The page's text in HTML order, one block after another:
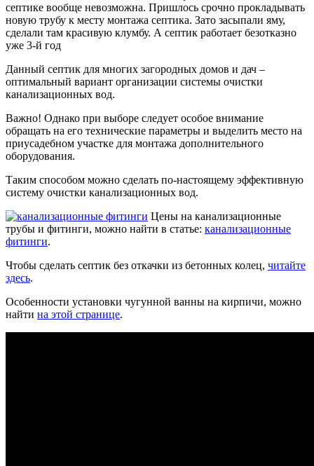
септике вообще невозможна. Пришлось срочно прокладывать
новую трубу к месту монтажа септика. Зато засыпали яму,
сделали там красивую клумбу. А септик работает безотказно
уже 3-й год
Данный септик для многих загородных домов и дач –
оптимальный вариант организации системы очистки
канализационных вод.
Важно! Однако при выборе следует особое внимание
обращать на его технические параметры и выделить место на
приусадебном участке для монтажа дополнительного
оборудования.
Таким способом можно сделать по-настоящему эффективную
систему очистки канализационных вод.
Цены на канализационные
трубы и фитинги, можно найти в статье: канализационные
фитинги.
Чтобы сделать септик без откачки из бетонных колец, читайте
здесь.
Особенности установки чугунной ванны на кирпичи, можно
найти на этой странице.